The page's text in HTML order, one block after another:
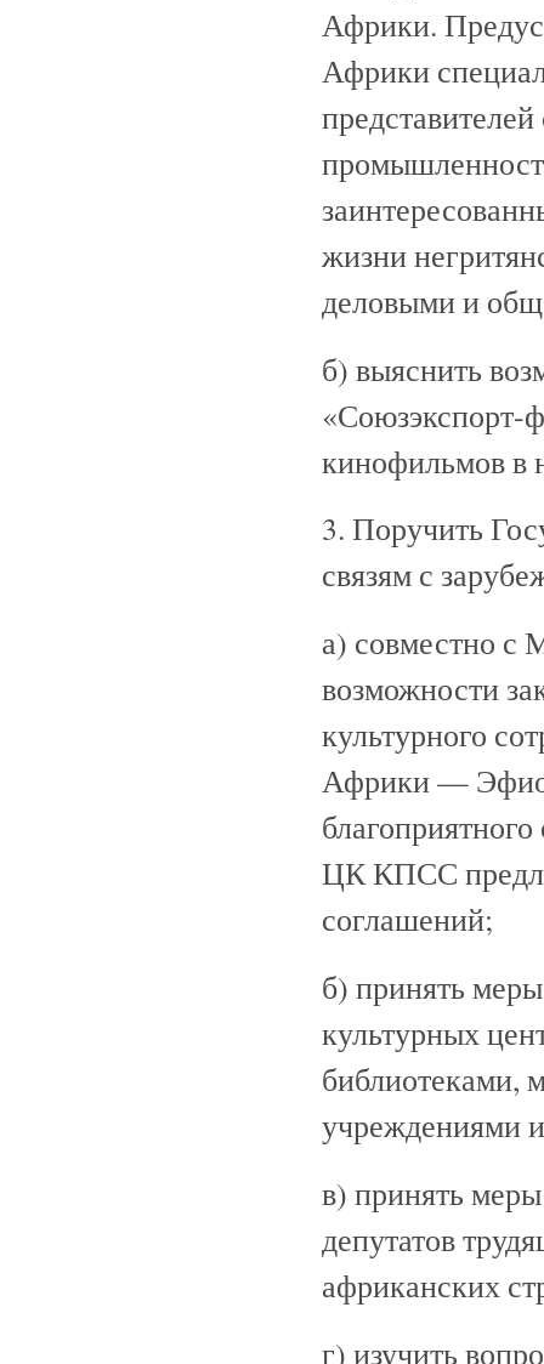
Африки.
Африки
жизни
деловыми и
б) выяснить
«Союзэкспорт-
кинофильмов в
3. Поручить
связям с
а) совместно
возможности
культурного
Африки —
ЦК КПСС
соглашений;
б) принять
культурных
библиотеками,
учреждениями
в) принять
депутатов
африканских
г) изучить